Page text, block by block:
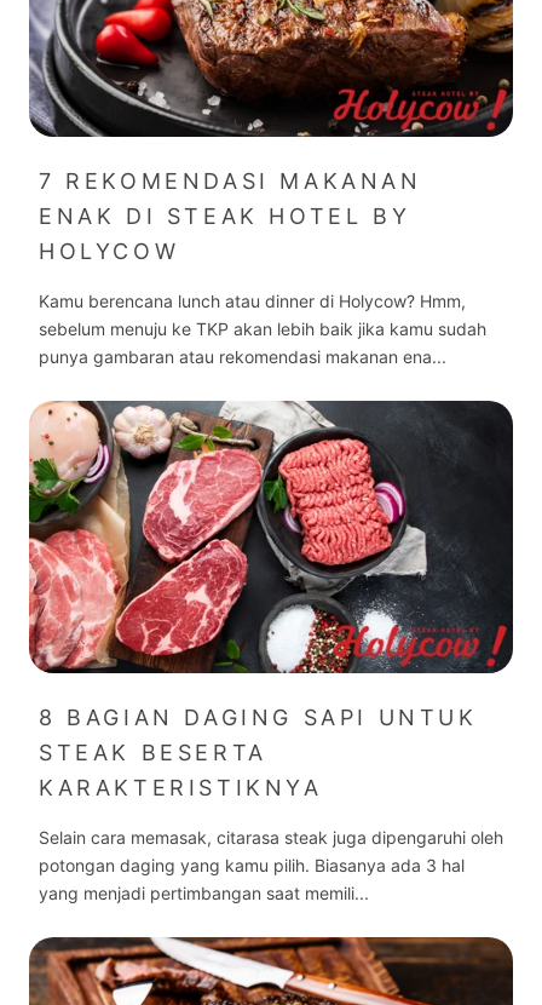
7 REKOMENDASI MAKANAN
ENAK DI STEAK HOTEL BY
HOLYCOW
Kamu berencana lunch atau dinner di Holycow? Hmm,
sebelum menuju ke TKP akan lebih baik jika kamu sudah
punya gambaran atau rekomendasi makanan ena...
8 BAGIAN DAGING SAPI UNTUK
STEAK BESERTA
KARAKTERISTIKNYA
Selain cara memasak, citarasa steak juga dipengaruhi oleh
potongan daging yang kamu pilih. Biasanya ada 3 hal
yang menjadi pertimbangan saat memili...